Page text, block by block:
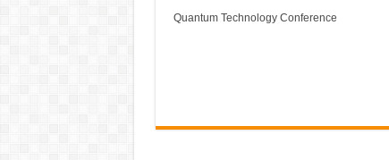
Quantum Technology Conference